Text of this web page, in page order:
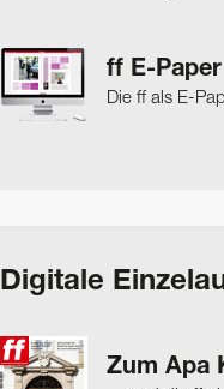
ff E-Paper
Die ff als E-
Digitale
Zum Apa